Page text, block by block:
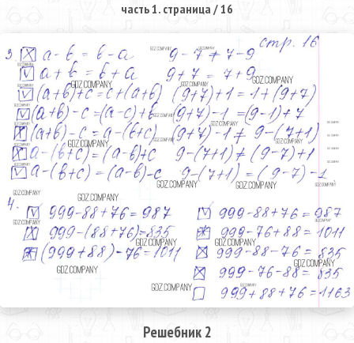
часть 1. страница / 16
Решебник 2